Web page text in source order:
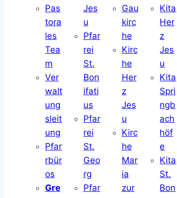
Pas
tora
les
Tea
m
Ver
walt
ung
sleit
ung
Pfar
rbür
os
Gre
Jes
u
Pfar
rei
St.
Bon
ifati
us
Pfar
rei
St.
Geo
rg
Pfar
Gau
kirc
he
Kirc
he
Her
z
Jes
u
Kirc
he
Mar
ia
zur
Kita
Her
z
Jes
u
Kita
Spri
ngb
ach
höf
e
Kita
St.
Bon